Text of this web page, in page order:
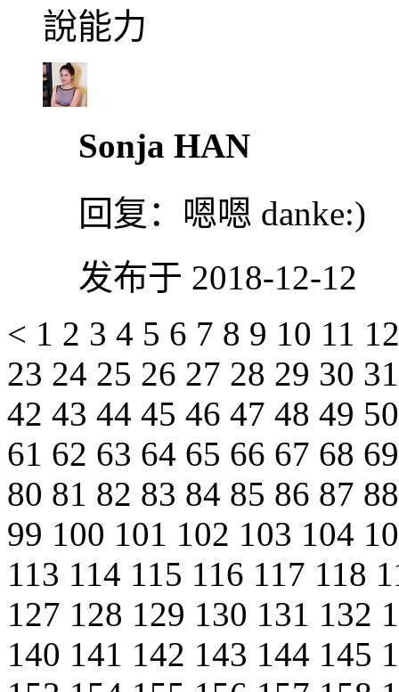
說能力
Sonja HAN
回复： 嗯嗯 danke:)
发布于 2018-12-12
< 1 2 3 4 5 6 7 8 9 10 11
23 24 25 26 27 28 29 30
42 43 44 45 46 47 48 49
61 62 63 64 65 66 67 68
80 81 82 83 84 85 86 87
99 100 101 102 103 104
113 114 115 116 117 118
127 128 129 130 131 132
140 141 142 143 144 145